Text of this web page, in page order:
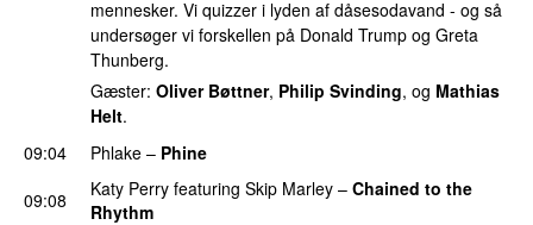
mennesker. Vi quizzer i lyden af dåsesodavand - og så
undersøger vi forskellen på Donald Trump og Greta
Thunberg.
Gæster: Oliver Bøttner, Philip Svinding, og Mathias
Helt.
09:04
Phlake – Phine
09:08
Katy Perry featuring Skip Marley – Chained to the
Rhythm